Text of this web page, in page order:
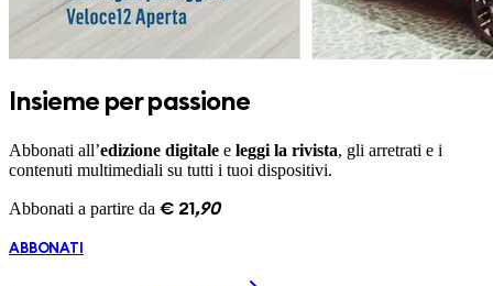
Insieme per passione
Abbonati all’edizione digitale e leggi la rivista, gli arretrati e i
contenuti multimediali su tutti i tuoi dispositivi.
Abbonati a partire da € 21 ,90
ABBONATI